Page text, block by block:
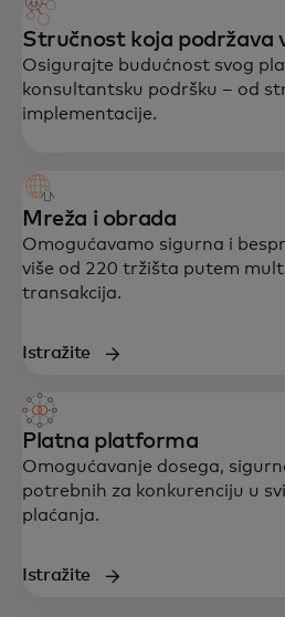
Stručnost koja podržava
Osigurajte budućnost svog
konsultantsku podršku – od
implementacije.
Mreža i obrada
Omogućavamo sigurna i
više od 220 tržišta putem
transakcija.
Istražite
Platna platforma
Omogućavanje dosega,
potrebnih za konkurenciju u
plaćanja.
Istražite